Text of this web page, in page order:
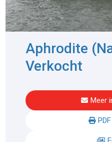
Aphrodite
Verkocht
Meer